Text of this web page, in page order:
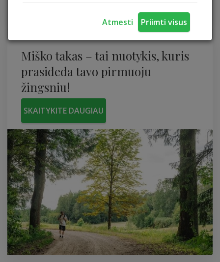
Atmesti Priimti visus
Miško takas – tai nuotykis, kuris
prasideda tavo pirmuoju
žingsniu!
SKAITYKITE DAUGIAU